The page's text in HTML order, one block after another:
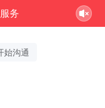
务
始沟通